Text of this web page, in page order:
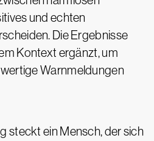
und echten
Die Ergebnisse
Kontext ergänzt, um
Warnmeldungen
steckt ein Mensch, der sich